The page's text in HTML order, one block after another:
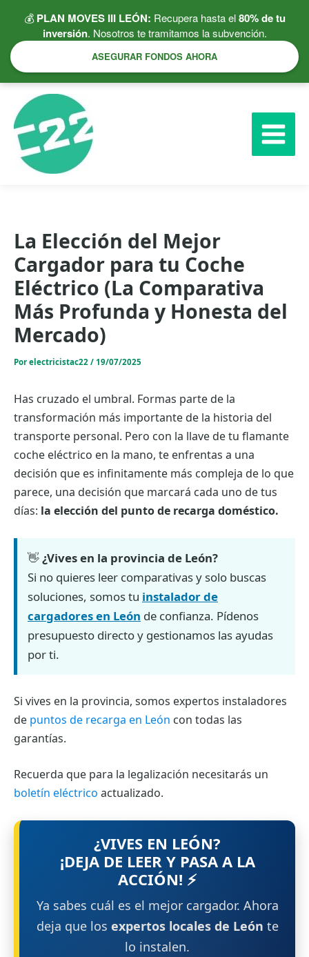
💰 PLAN MOVES III LEÓN: Recupera hasta el80% de tu
inversión. Nosotros te tramitamos la subvención.
ASEGURAR FONDOS AHORA
contenido
La Elección del Mejor
Cargador para tu Coche
Eléctrico (La Comparativa
Más Profunda y Honesta del
Mercado)
Por electricistac22 / 19/07/2025
Has cruzado el umbral. Formas parte de la
transformación más importante de la historia del
transporte personal. Pero con la llave de tu flamante
coche eléctrico en la mano, te enfrentas a una
decisión que es infinitamente más compleja de lo que
parece, una decisión que marcará cada uno de tus
días: la elección del punto de recarga doméstico.
👋 ¿Vives en la provincia de León?
Si no quieres leer comparativas y solo buscas
soluciones, somos tu instalador de
cargadores en León de confianza. Pídenos
presupuesto directo y gestionamos las ayudas
por ti.
Si vives en la provincia, somos expertos instaladores
de puntos de recarga en León con todas las
garantías.
Recuerda que para la legalización necesitarás un
boletín eléctrico actualizado.
¿VIVES EN LEÓN?
¡DEJA DE LEER Y PASA A LA
ACCIÓN! ⚡
Ya sabes cuál es el mejor cargador. Ahora
deja que los expertos locales de León te
lo instalen.